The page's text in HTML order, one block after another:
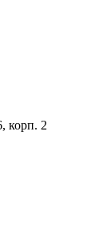
корп. 2